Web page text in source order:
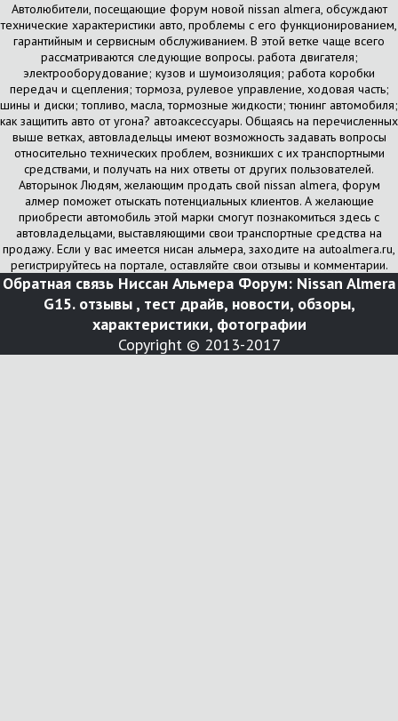
Автолюбители, посещающие форум новой nissan almera, обсуждают
технические характеристики авто, проблемы с его функционированием,
гарантийным и сервисным обслуживанием. В этой ветке чаще всего
рассматриваются следующие вопросы. работа двигателя;
электрооборудование; кузов и шумоизоляция; работа коробки
передач и сцепления; тормоза, рулевое управление, ходовая часть;
шины и диски; топливо, масла, тормозные жидкости; тюнинг автомобиля;
как защитить авто от угона? автоаксессуары. Общаясь на перечисленных
выше ветках, автовладельцы имеют возможность задавать вопросы
относительно технических проблем, возникших с их транспортными
средствами, и получать на них ответы от других пользователей.
Авторынок Людям, желающим продать свой nissan almera, форум
алмер поможет отыскать потенциальных клиентов. А желающие
приобрести автомобиль этой марки смогут познакомиться здесь с
автовладельцами, выставляющими свои транспортные средства на
продажу. Если у вас имеется нисан альмера, заходите на autoalmera.ru,
регистрируйтесь на портале, оставляйте свои отзывы и комментарии.
Обратная связь Ниссан Альмера Форум: Nissan Almera
G15. отзывы , тест драйв, новости, обзоры,
характеристики, фотографии
Copyright © 2013-2017